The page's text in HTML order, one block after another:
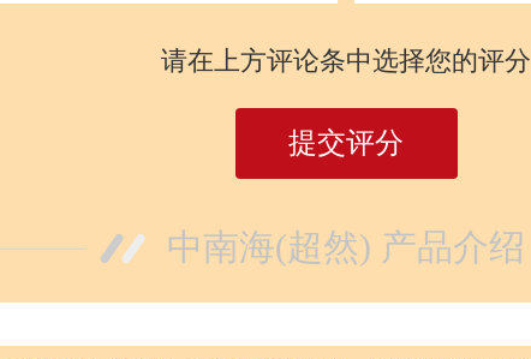
请在上方评论条中选择您的评分
提交评分
中南海(超然) 产品介绍